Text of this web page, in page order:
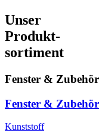
Unser
Produkt-
sortiment
Fenster & Zubehör
Fenster & Zubehör
Kunststoff